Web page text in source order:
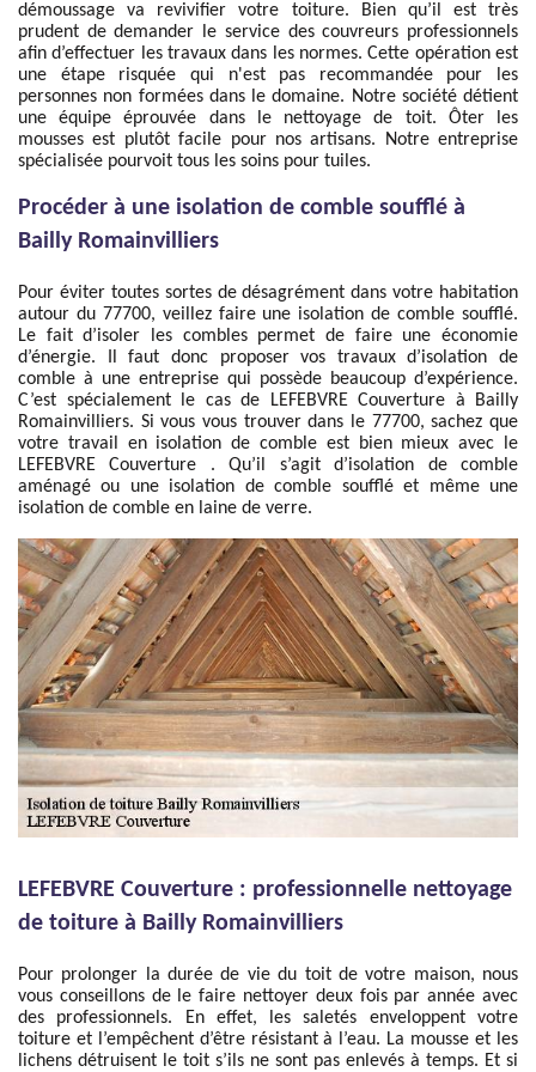
démoussage va revivifier votre toiture. Bien qu’il est très
prudent de demander le service des couvreurs professionnels
afin d’effectuer les travaux dans les normes. Cette opération est
une étape risquée qui n'est pas recommandée pour les
personnes non formées dans le domaine. Notre société détient
une équipe éprouvée dans le nettoyage de toit. Ôter les
mousses est plutôt facile pour nos artisans. Notre entreprise
spécialisée pourvoit tous les soins pour tuiles.
Procéder à une isolation de comble soufflé à
Bailly Romainvilliers
Pour éviter toutes sortes de désagrément dans votre habitation
autour du 77700, veillez faire une isolation de comble soufflé.
Le fait d’isoler les combles permet de faire une économie
d’énergie. Il faut donc proposer vos travaux d’isolation de
comble à une entreprise qui possède beaucoup d’expérience.
C’est spécialement le cas de LEFEBVRE Couverture à Bailly
Romainvilliers. Si vous vous trouver dans le 77700, sachez que
votre travail en isolation de comble est bien mieux avec le
LEFEBVRE Couverture . Qu’il s’agit d’isolation de comble
aménagé ou une isolation de comble soufflé et même une
isolation de comble en laine de verre.
LEFEBVRE Couverture : professionnelle nettoyage
de toiture à Bailly Romainvilliers
Pour prolonger la durée de vie du toit de votre maison, nous
vous conseillons de le faire nettoyer deux fois par année avec
des professionnels. En effet, les saletés enveloppent votre
toiture et l’empêchent d’être résistant à l’eau. La mousse et les
lichens détruisent le toit s’ils ne sont pas enlevés à temps. Et si